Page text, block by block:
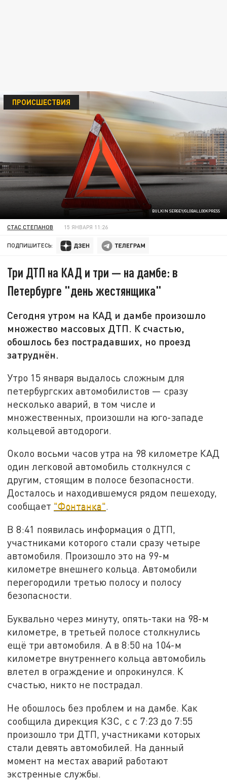
BULKIN SERGEY/GLOBALLOOKPRESS
ПРОИСШЕСТВИЯ
СТАС СТЕПАНОВ 15 ЯНВАРЯ 11:26
ПОДПИШИТЕСЬ:
Три ДТП на КАД и три — на дамбе: в
Петербурге "день жестянщика"
Сегодня утром на КАД и дамбе произошло
множество массовых ДТП. К счастью,
обошлось без пострадавших, но проезд
затруднён.
Утро 15 января выдалось сложным для
петербургских автомобилистов — сразу
несколько аварий, в том числе и
множественных, произошли на юго-западе
кольцевой автодороги.
Около восьми часов утра на 98 километре КАД
один легковой автомобиль столкнулся с
другим, стоящим в полосе безопасности.
Досталось и находившемуся рядом пешеходу,
сообщает "Фонтанка".
В 8:41 появилась информация о ДТП,
участниками которого стали сразу четыре
автомобиля. Произошло это на 99-м
километре внешнего кольца. Автомобили
перегородили третью полосу и полосу
безопасности.
Буквально через минуту, опять-таки на 98-м
километре, в третьей полосе столкнулись
ещё три автомобиля. А в 8:50 на 104-м
километре внутреннего кольца автомобиль
влетел в ограждение и опрокинулся. К
счастью, никто не пострадал.
Не обошлось без проблем и на дамбе. Как
сообщила дирекция КЗС, с с 7:23 до 7:55
произошло три ДТП, участниками которых
стали девять автомобилей. На данный
момент на местах аварий работают
экстренные службы.